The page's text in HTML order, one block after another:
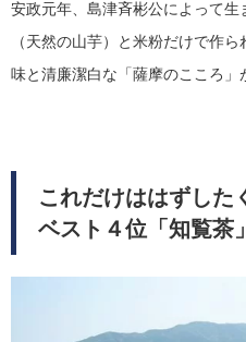
安政元年、島津斉彬公によって
（天然の山芋）と米粉だけで作
味と清廉潔白な「薩摩のこころ」
これだけははずした
ベスト４位「知覧茶」